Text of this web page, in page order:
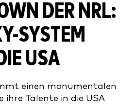
DER NRL:
SYSTEM
USA
einen monumentalen
ihre Talente in die USA